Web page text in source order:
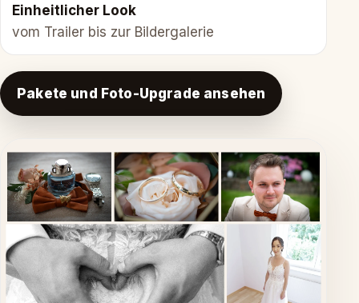
Einheitlicher Look
vom Trailer bis zur Bildergalerie
Pakete und Foto-Upgrade ansehen